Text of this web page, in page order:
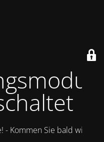
Kommen Sie bald wieder.